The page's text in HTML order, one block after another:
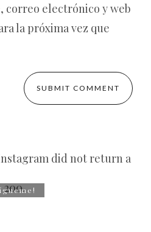
correo electrónico y web
la próxima vez que
did not return a
200.